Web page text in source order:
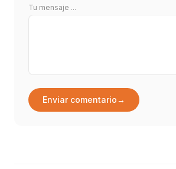
Tu mensaje ...
Enviar comentario→